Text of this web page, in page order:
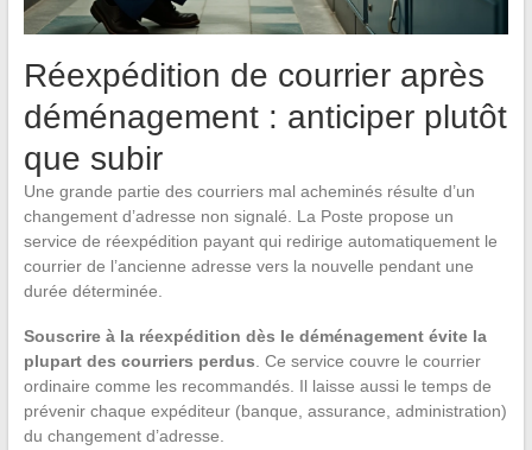
Réexpédition de courrier après
déménagement : anticiper plutôt
que subir
Une grande partie des courriers mal acheminés résulte d’un
changement d’adresse non signalé. La Poste propose un
service de réexpédition payant qui redirige automatiquement le
courrier de l’ancienne adresse vers la nouvelle pendant une
durée déterminée.
Souscrire à la réexpédition dès le déménagement évite la
plupart des courriers perdus. Ce service couvre le courrier
ordinaire comme les recommandés. Il laisse aussi le temps de
prévenir chaque expéditeur (banque, assurance, administration)
du changement d’adresse.